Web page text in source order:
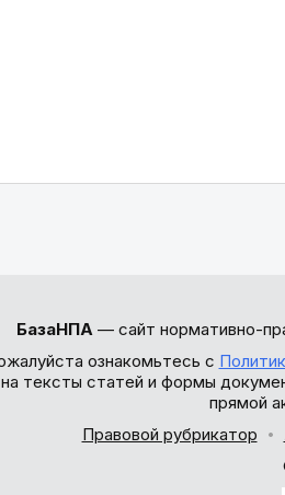
БазаНПА— сайт нормативно-
ознакомьтесь с
тексты статей и формы
прямой
Правовой рубрикатор